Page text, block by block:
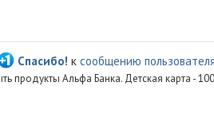
Спасибо! к сообщению
продукты Альфа Банка. Детская карта -